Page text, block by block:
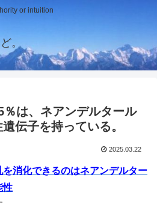
or intuition
。
は、ネアンデルタール
伝子を持っている。
2025.03.22
消化できるのはネアンデルター
性